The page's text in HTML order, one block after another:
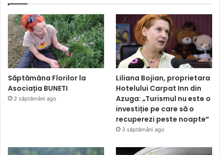
Săptămâna Florilor la
Asociația BUNETI
2 săptămâni ago
Liliana Bojian, proprietara
Hotelului Carpat Inn din
Azuga: „Turismul nu este o
investiție pe care să o
recuperezi peste noapte”
3 săptămâni ago